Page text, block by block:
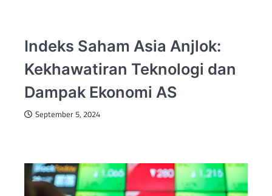
Indeks Saham Asia Anjlok:
Kekhawatiran Teknologi dan
Dampak Ekonomi AS
September 5, 2024